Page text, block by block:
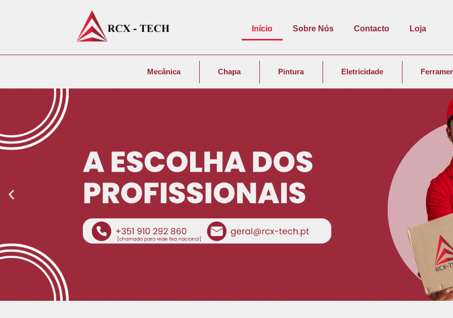
Início Sobre Nós Contacto Loja
Mecânica Chapa Pintura Eletricidade